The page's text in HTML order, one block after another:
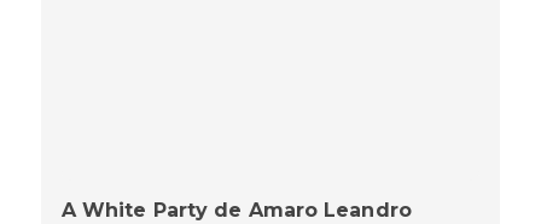
A White Party de Amaro Leandro